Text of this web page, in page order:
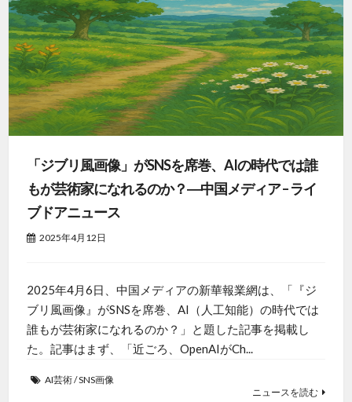
「ジブリ風画像」がSNSを席巻、AIの時代では誰
もが芸術家になれるのか？―中国メディア – ライ
ブドアニュース
2025年4月12日
2025年4月6日、中国メディアの新華報業網は、「『ジ
ブリ風画像』がSNSを席巻、AI（人工知能）の時代では
誰もが芸術家になれるのか？」と題した記事を掲載し
た。記事はまず、「近ごろ、OpenAIがCh...
AI芸術/SNS画像
ニュースを読む